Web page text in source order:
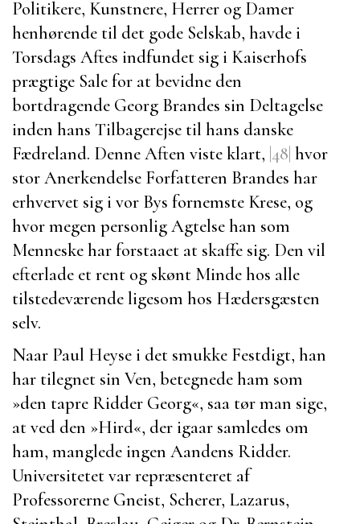
Politikere, Kunstnere, Herrer og Damer
henhørende til det gode Selskab, havde i
Torsdags Aftes indfundet sig i Kaiserhofs
prægtige Sale for at bevidne den
bortdragende Georg Brandes sin Deltagelse
inden hans Tilbagerejse til hans danske
Fædreland. Denne Aften viste klart, |48| hvor
stor Anerkendelse Forfatteren Brandes har
erhvervet sig i vor Bys fornemste Krese, og
hvor megen personlig Agtelse han som
Menneske har forstaaet at skaffe sig. Den vil
efterlade et rent og skønt Minde hos alle
tilstedeværende ligesom hos Hædersgæsten
selv.
Naar Paul Heysei det smukke Festdigt, han
har tilegnet sin Ven, betegnede ham som
»den tapre Ridder Georg«, saa tør man sige,
at ved den »Hird«, der igaar samledes om
ham, manglede ingen Aandens Ridder.
Universitetet var repræsenteret af
Professorerne Gneist, Scherer, Lazarus,